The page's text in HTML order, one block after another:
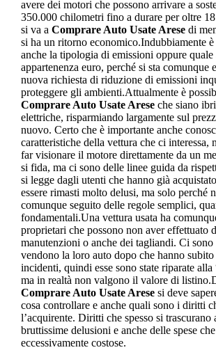
avere dei motori che possono arrivare a
350.000 chilometri fino a durare per oltre
si va a Comprare Auto Usate Aresedi
si ha un ritorno economico.Indubbiamente è
anche la tipologia di emissioni oppure quale
appartenenza euro, perché si sta comunque
nuova richiesta di riduzione di emissioni
proteggere gli ambienti.Attualmente è
Comprare Auto Usate Areseche siano
elettriche, risparmiando largamente sul
nuovo. Certo che è importante anche
caratteristiche della vettura che ci interessa,
far visionare il motore direttamente da un
si fida, ma ci sono delle linee guida da
si legge dagli utenti che hanno già
essere rimasti molto delusi, ma solo perché
comunque seguito delle regole semplici,
fondamentali.Una vettura usata ha
proprietari che possono non aver effettuato
manutenzioni o anche dei tagliandi. Ci
vendono la loro auto dopo che hanno
incidenti, quindi esse sono state riparate alla
ma in realtà non valgono il valore di
Comprare Auto Usate Aresesi deve
cosa controllare e anche quali sono i diritti
l’acquirente. Diritti che spesso si trascurano
bruttissime delusioni e anche delle spese
eccessivamente costose.